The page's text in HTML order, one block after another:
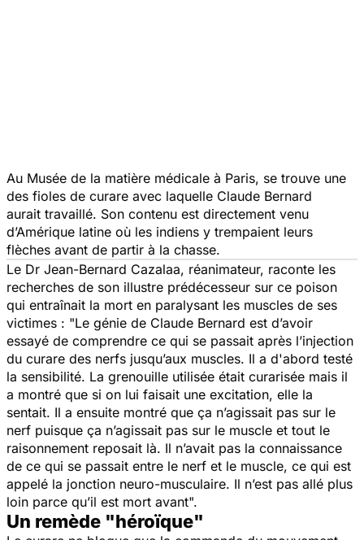
Au Musée de la matière médicale à Paris, se trouve une
des fioles de curare avec laquelle Claude Bernard
aurait travaillé. Son contenu est directement venu
d’Amérique latine où les indiens y trempaient leurs
flèches avant de partir à la chasse.
Le Dr Jean-Bernard Cazalaa, réanimateur, raconte les
recherches de son illustre prédécesseur sur ce poison
qui entraînait la mort en paralysant les muscles de ses
victimes : "Le génie de Claude Bernard est d’avoir
essayé de comprendre ce qui se passait après l’injection
du curare des nerfs jusqu’aux muscles. Il a d'abord testé
la sensibilité. La grenouille utilisée était curarisée mais il
a montré que si on lui faisait une excitation, elle la
sentait. Il a ensuite montré que ça n’agissait pas sur le
nerf puisque ça n’agissait pas sur le muscle et tout le
raisonnement reposait là. Il n’avait pas la connaissance
de ce qui se passait entre le nerf et le muscle, ce qui est
appelé la jonction neuro-musculaire. Il n’est pas allé plus
loin parce qu’il est mort avant".
Un remède "héroïque"